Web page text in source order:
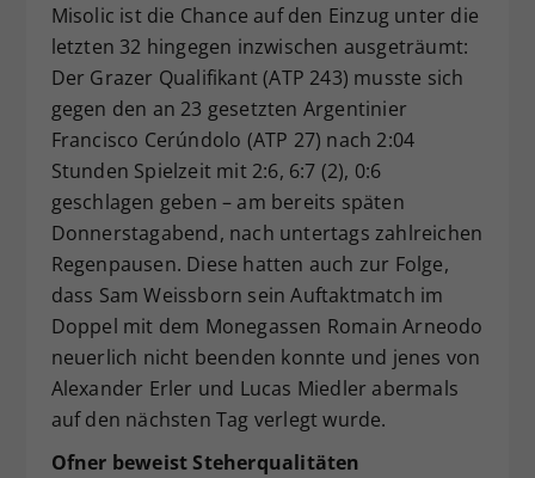
Misolic ist die Chance auf den Einzug unter die
letzten 32 hingegen inzwischen ausgeträumt:
Der Grazer Qualifikant (ATP 243) musste sich
gegen den an 23 gesetzten Argentinier
Francisco Cerúndolo (ATP 27) nach 2:04
Stunden Spielzeit mit 2:6, 6:7 (2), 0:6
geschlagen geben – am bereits späten
Donnerstagabend, nach untertags zahlreichen
Regenpausen. Diese hatten auch zur Folge,
dass Sam Weissborn sein Auftaktmatch im
Doppel mit dem Monegassen Romain Arneodo
neuerlich nicht beenden konnte und jenes von
Alexander Erler und Lucas Miedler abermals
auf den nächsten Tag verlegt wurde.
Ofner beweist Steherqualitäten